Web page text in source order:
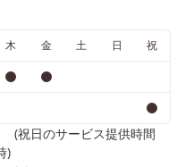
木 金 土 日 祝
(祝日のサービス提供時間
)